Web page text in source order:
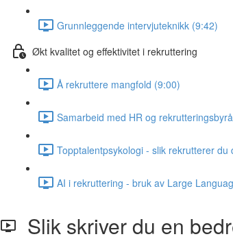
Grunnleggende intervjuteknikk (9:42)
Økt kvalitet og effektivitet i rekruttering
Å rekruttere mangfold (9:00)
Samarbeid med HR og
Topptalentpsykologi - slik rekrutterer du
AI i rekruttering - bruk av Large
Slik skriver du en